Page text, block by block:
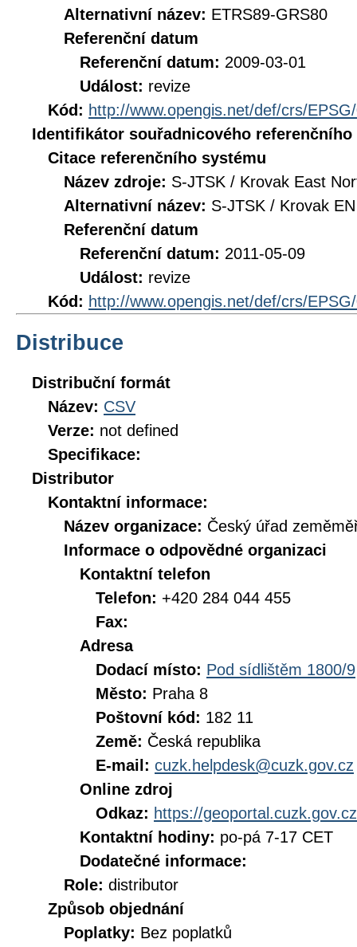
Alternativní název: ETRS89-GRS80
Referenční datum
Referenční datum: 2009-03-01
Událost: revize
Kód: http://www.opengis.net/def/crs/
Identifikátor souřadnicového referenčního
Citace referenčního systému
Název zdroje: S-JTSK / Krovak East
Alternativní název: S-JTSK / Krovak EN
Referenční datum
Referenční datum: 2011-05-09
Událost: revize
Kód: http://www.opengis.net/def/crs/
Distribuce
Distribuční formát
Název: CSV
Verze: not defined
Specifikace:
Distributor
Kontaktní informace:
Název organizace: Český úřad
Informace o odpovědné organizaci
Kontaktní telefon
Telefon: +420 284 044 455
Fax:
Adresa
Dodací místo: Pod sídlištěm 1800/9
Město: Praha 8
Poštovní kód: 182 11
Země: Česká republika
E-mail: cuzk.helpdesk@cuzk.gov.cz
Online zdroj
Odkaz: https://geoportal.cuzk.gov.cz
Kontaktní hodiny: po-pá 7-17 CET
Dodatečné informace:
Role: distributor
Způsob objednání
Poplatky: Bez poplatků